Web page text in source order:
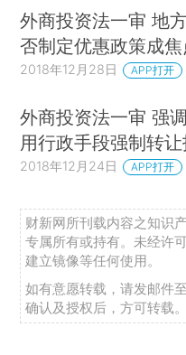
外商投资法一审 地
否制定优惠政策成焦
2018年12月28日 APP打开
外商投资法一审 强
用行政手段强制转
2018年12月24日 APP打开
财新网所刊载内容之知识
专属所有或持有。未经许
建立镜像等任何使用。
如有意愿转载，请发邮件至
确认及授权后，方可转载。